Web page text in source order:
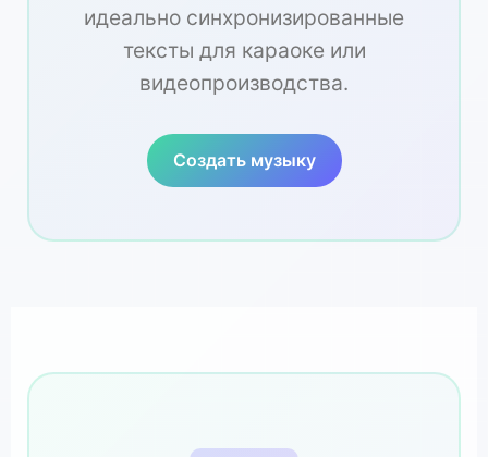
идеально синхронизированные
тексты для караоке или
видеопроизводства.
Создать музыку